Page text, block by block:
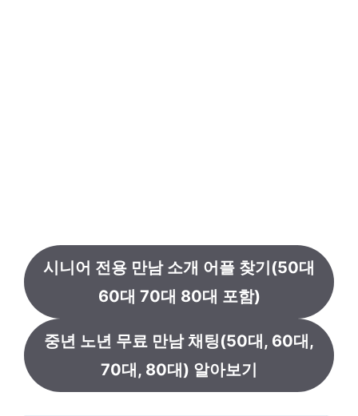
시니어 전용 만남 소개 어플 찾기(50대
60대 70대 80대 포함)
중년 노년 무료 만남 채팅(50대, 60대,
70대, 80대) 알아보기